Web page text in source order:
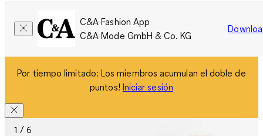
C&A Fashion App
C&A Mode GmbH & Co. KG
Por tiempo limitado: Los miembros acumulan el doble de
puntos! Iniciar sesión
1 / 6